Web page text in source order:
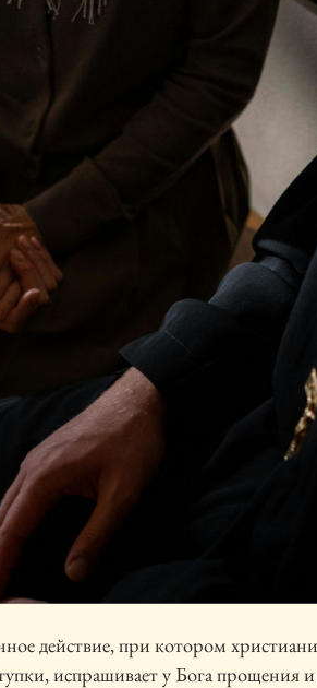
действие, при котором
испрашивает у Бога прощения